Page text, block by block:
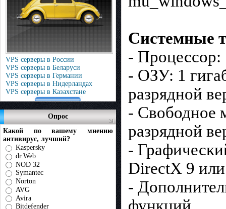
VPS серверы в России
VPS серверы в Беларуси
VPS серверы в Германии
VPS серверы в Нидерландах
VPS серверы в Казахстане
Опрос
Какой по вашему мнению
антивирус, лучший?
Kaspersky
dr.Web
NOD 32
Symantec
Norton
AVG
Avira
Bitdefender
Системные
- Процессор:
- ОЗУ: 1
разрядной
- Свободное
разрядной
-
DirectX 9
-
функций